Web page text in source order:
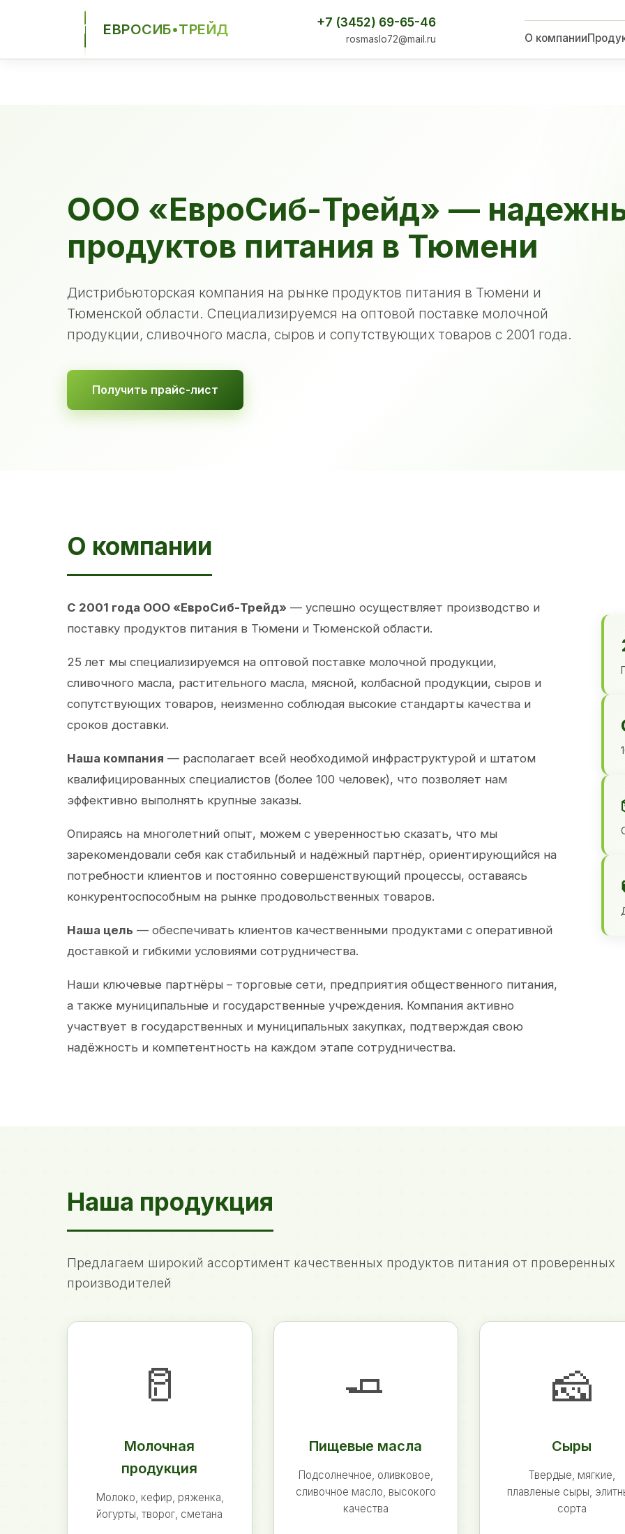
ЕСТ ЕВРОСИБ•ТРЕЙД +7 (3452) 69-65-46
rosmaslo72@mail.ru О компании
ООО «ЕвроСиб-Трейд» —
продуктов питания в Тюмени
Дистрибьюторская компания на рынке продуктов питания в Тюмени и
Тюменской области. Специализируемся на оптовой поставке молочной
продукции, сливочного масла, сыров и сопутствующих товаров с 2001 года.
Получить прайс-лист
О компании
С 2001 года ООО «ЕвроСиб-Трейд» — успешно осуществляет производство и
поставку продуктов питания в Тюмени и Тюменской области.
25 лет мы специализируемся на оптовой поставке молочной продукции,
сливочного масла, растительного масла, мясной, колбасной продукции, сыров и
сопутствующих товаров, неизменно соблюдая высокие стандарты качества и
сроков доставки.
Наша компания — располагает всей необходимой инфраструктурой и штатом
квалифицированных специалистов (более 100 человек), что позволяет нам
эффективно выполнять крупные заказы.
Опираясь на многолетний опыт, можем с уверенностью сказать, что мы
зарекомендовали себя как стабильный и надёжный партнёр, ориентирующийся на
потребности клиентов и постоянно совершенствующий процессы, оставаясь
конкурентоспособным на рынке продовольственных товаров.
Наша цель — обеспечивать клиентов качественными продуктами с оперативной
доставкой и гибкими условиями сотрудничества.
Наши ключевые партнёры – торговые сети, предприятия общественного питания,
а также муниципальные и государственные учреждения. Компания активно
участвует в государственных и муниципальных закупках, подтверждая свою
надёжность и компетентность на каждом этапе сотрудничества.
Наша продукция
Предлагаем широкий ассортимент качественных продуктов питания от проверенных
производителей
🥛
Молочная
продукция
Молоко, кефир, ряженка,
йогурты, творог, сметана
🧈
Пищевые масла
Подсолнечное, оливковое,
сливочное масло, высокого
качества
🧀
Сыры
Твердые, мягкие,
плавленые сыры,
сорта